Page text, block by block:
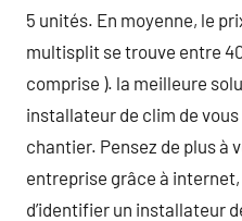
5 unités. En moyenne, le
multisplit se trouve entre
comprise ). la meilleure
installateur de clim de
chantier. Pensez de plus à
entreprise grâce à
d’identifier un installateur